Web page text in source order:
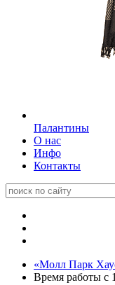
Палантины
О нас
Инфо
Контакты
«Молл Парк
Время работы с